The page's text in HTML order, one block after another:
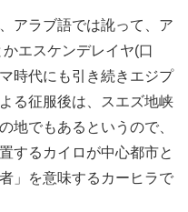
アラブ語では訛って、ア
エスケンデレイヤ(口
時代にも引き続きエジプ
る征服後は、スエズ地峡
地でもあるというので、
するカイロが中心都市と
」を意味するカーヒラで